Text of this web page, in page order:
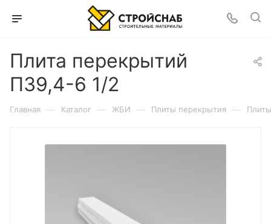
Плита перекрытий
П39,4-6 1/2
Главная — Каталог — ЖБИ — Плиты перекрытия —